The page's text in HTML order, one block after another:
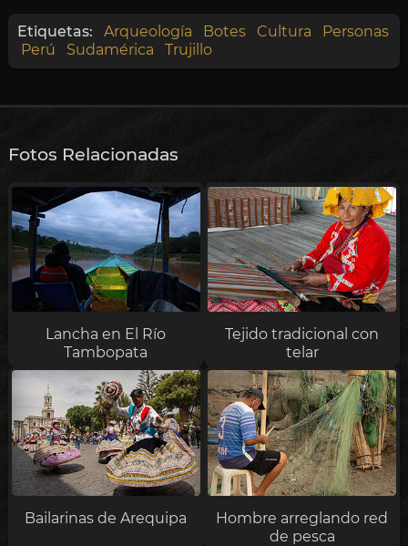
Etiquetas: Arqueología Botes Cultura
Personas
Perú
Sudamérica Trujillo
Fotos Relacionadas
Lancha en El Río
Tambopata
Tejido tradicional con
telar
Bailarinas de Arequipa
Hombre arreglando red
de pesca